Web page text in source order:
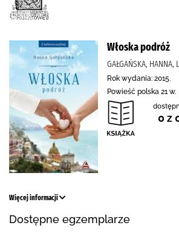
Włoska podróż
GAŁGAŃSKA, HANNA,
Rok wydania: 2015.
Powieść polska 21 w.
0 z
Więcej informacji
Dostępne egzemplarze